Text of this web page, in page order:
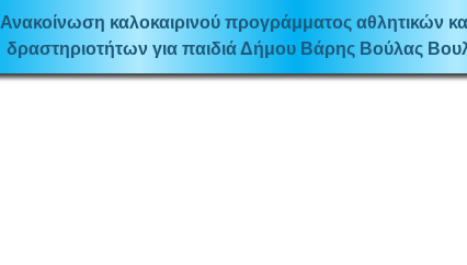
Ανακοίνωση καλοκαιρινού προγράμματος αθλητικών
δραστηριοτήτων για παιδιά Δήμου Βάρης Βούλας